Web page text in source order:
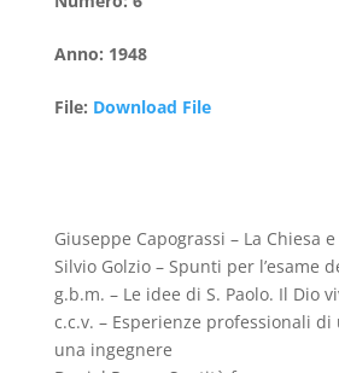
Anno: 1948
File: Download File
Giuseppe Capograssi – La Chiesa
Silvio Golzio – Spunti per l’esame
g.b.m. – Le idee di S. Paolo. Il Dio
c.c.v. – Esperienze professionali di
una ingegnere